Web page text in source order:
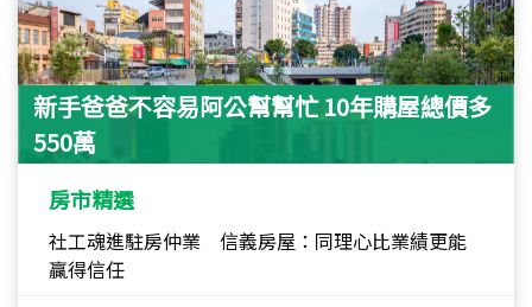
新手爸爸不容易阿公幫幫忙 10年購屋總價多
550萬
房市精選
社工魂進駐房仲業 信義房屋：同理心比業績更能
贏得信任